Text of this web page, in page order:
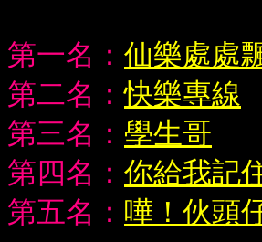
第一名： 仙樂處處
第二名：快樂專線
第三名： 學生哥
第四名： 你給我記
第五名： 嘩！伙頭